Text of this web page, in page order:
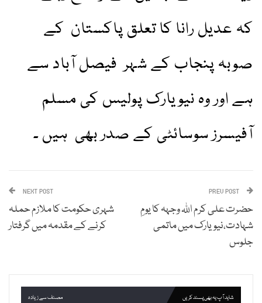
کہ عدیل رانا کا تعلق پاکستان کے
صوبہ پنجاب کے شہر فیصل آباد سے
ہے اور وہ نیویارک پولیس کی مسلم
آفیسرز سوسائٹی کے صدر بھی ہیں ۔
حضرت علی کرم اللہ وجہہ کا یومِ
شہادت،نیویارک میں ماتمی
جلوس
NEXT POST
شہری حکومت کا ملازم حملہ
کرنے کے مقدمہ میں گرفتار
شاید آپ یہ بھی پسند کریں مصنف سے زیادہ